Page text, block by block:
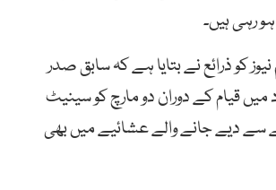
رہی ہیں۔
کو ذرائع نے بتایا ہے کہ سابق صدر
میں قیام کے دوران دو مارچ کو سینیٹ
سے دیے جانے والے عشائیے میں بھی